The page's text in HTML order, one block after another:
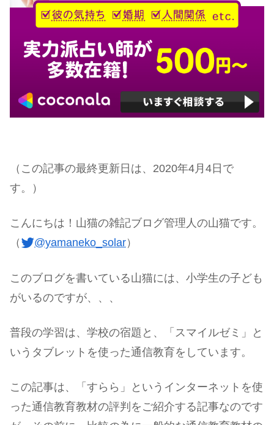
（この記事の最終更新日は、2020年4月4日で
す。）
こんにちは！山猫の雑記ブログ管理人の山猫です。
（
@yamaneko_solar）
このブログを書いている山猫には、小学生の子ども
がいるのですが、、、
普段の学習は、学校の宿題と、「スマイルゼミ」と
いうタブレットを使った通信教育をしています。
この記事は、「すらら」というインターネットを使
った通信教育教材の評判をご紹介する記事なのです